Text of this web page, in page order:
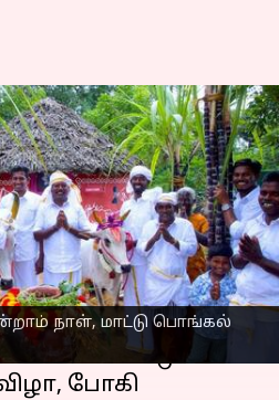
நாள், மாட்டு பொங்கல்
பற்றி
Jan 13, 2023 05:55 pm
தமிழர்கள்
போகி